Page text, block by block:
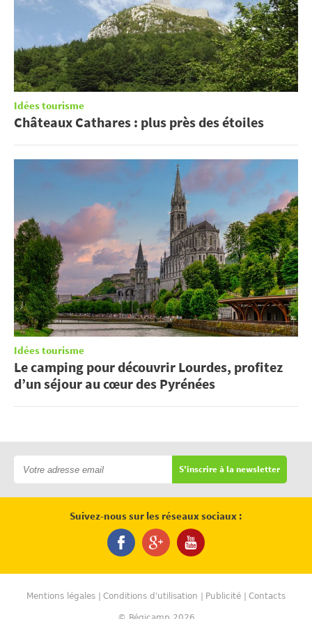
Idées tourisme
Châteaux Cathares : plus près des étoiles
Idées tourisme
Le camping pour découvrir Lourdes, profitez
d’un séjour au cœur des Pyrénées
S'inscrire à la newsletter
Suivez-nous sur les réseaux sociaux :
Mentions légales Conditions d'utilisation Publicité Contacts